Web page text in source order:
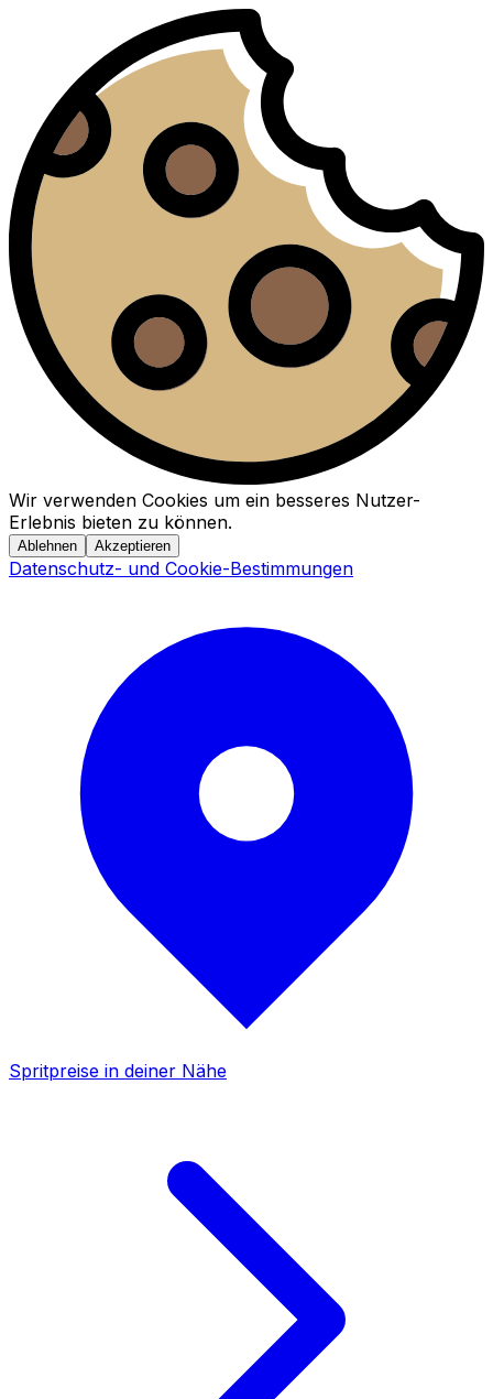
Wir verwenden Cookies um ein besseres Nutzer-
Erlebnis bieten zu können.
Ablehnen Akzeptieren
Datenschutz- und Cookie-Bestimmungen
Spritpreise in deiner Nähe